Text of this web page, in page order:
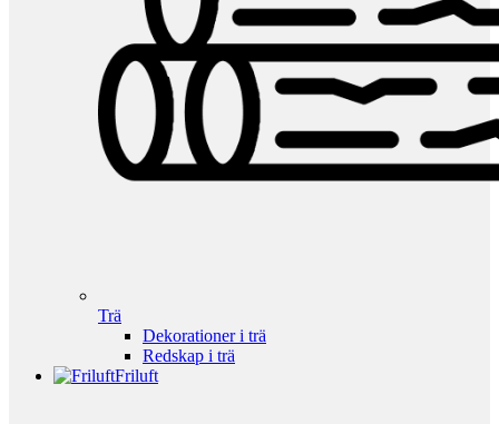
Trä
Dekorationer i trä
Redskap i trä
Friluft